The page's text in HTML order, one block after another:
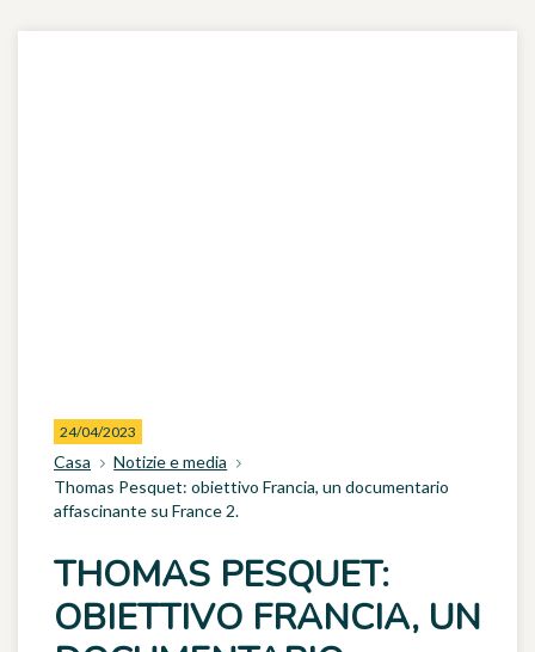
24/04/2023
Casa
Notizie e media
Thomas Pesquet: obiettivo Francia, un documentario
affascinante su France 2.
THOMAS PESQUET:
OBIETTIVO FRANCIA, UN